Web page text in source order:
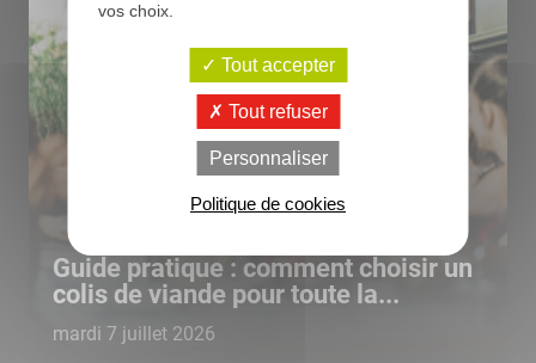
Guide pratique : comment choisir un
colis de viande pour toute la...
mardi 7 juillet 2026
vos choix.
Tout accepter
Tout refuser
Personnaliser
Politique de cookies